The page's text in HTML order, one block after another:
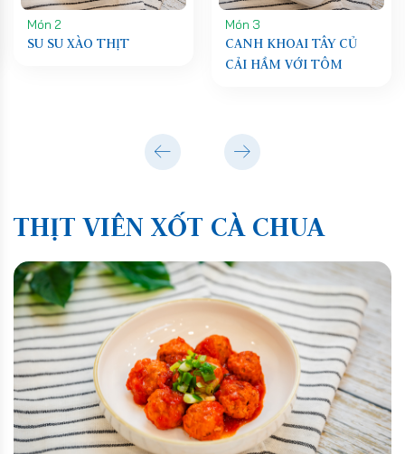
Món 2
SU SU XÀO THỊT
Món 3
CANH KHOAI TÂY CỦ
CẢI HẦM VỚI TÔM
THỊT VIÊN XỐT CÀ CHUA